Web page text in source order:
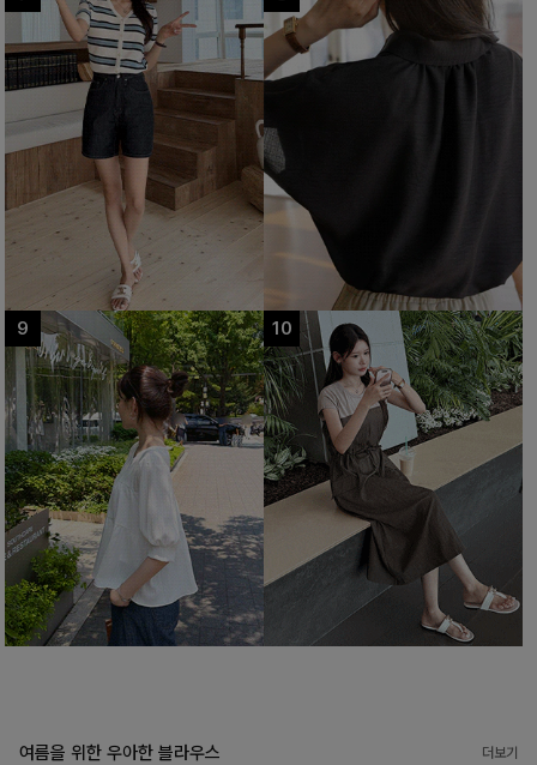
여름을 위한 우아한 블라우스 더보기